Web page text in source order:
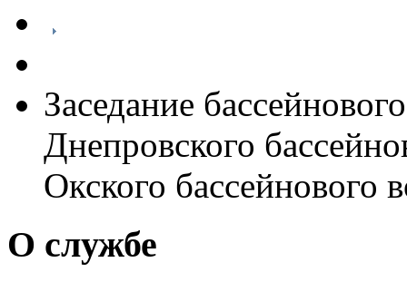
Заседание
Днепровского
Окского бассейнового
О службе